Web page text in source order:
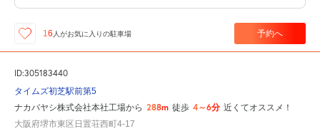
16 人がお気に入りの駐車場 予約へ
ID:305183440
タイムズ初芝駅前第5
ナカバヤシ株式会社本社工場から 288m 徒歩 4～6分 近くてオススメ！
大阪府堺市東区日置荘西町4-17